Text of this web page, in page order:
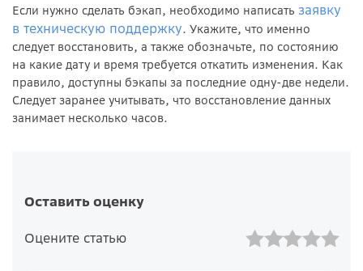
Если нужно сделать бэкап, необходимо написать заявку
в техническую поддержку. Укажите, что именно
следует восстановить, а также обозначьте, по состоянию
на какие дату и время требуется откатить изменения. Как
правило, доступны бэкапы за последние одну-две недели.
Следует заранее учитывать, что восстановление данных
занимает несколько часов.
Оставить оценку
Оцените статью